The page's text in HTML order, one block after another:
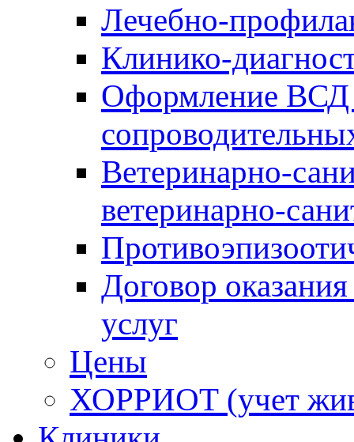
Лечебно-
Клинико-
Оформление ВСД
Ветеринарно-
ветеринарно-
Договор
услуг
Цены
ХОРРИОТ (учет